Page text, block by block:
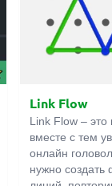
исчезнут.
завершится,
полностью
рисунок. Удачи!
Link Flow
Link Flow – это
вместе с тем
онлайн
нужно создать